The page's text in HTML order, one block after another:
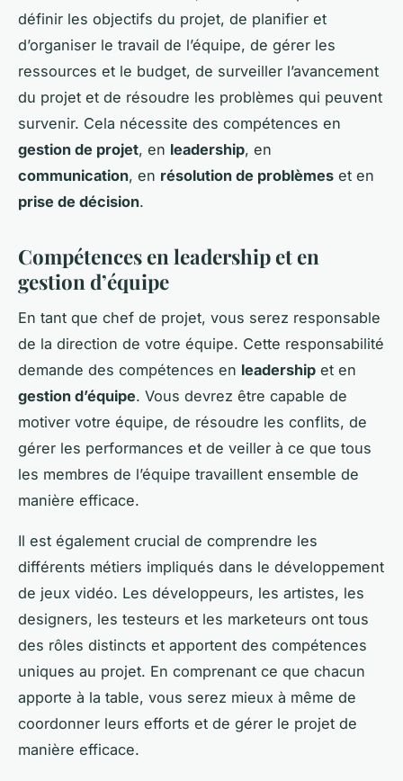
définir les objectifs du projet, de planifier et
d’organiser le travail de l’équipe, de gérer les
ressources et le budget, de surveiller l’avancement
du projet et de résoudre les problèmes qui peuvent
survenir. Cela nécessite des compétences en
gestion de projet, en leadership, en
communication, en résolution de problèmes et en
prise de décision.
Compétences en leadership et en
gestion d’équipe
En tant que chef de projet, vous serez responsable
de la direction de votre équipe. Cette responsabilité
demande des compétences en leadership et en
gestion d’équipe. Vous devrez être capable de
motiver votre équipe, de résoudre les conflits, de
gérer les performances et de veiller à ce que tous
les membres de l’équipe travaillent ensemble de
manière efficace.
Il est également crucial de comprendre les
différents métiers impliqués dans le développement
de jeux vidéo. Les développeurs, les artistes, les
designers, les testeurs et les marketeurs ont tous
des rôles distincts et apportent des compétences
uniques au projet. En comprenant ce que chacun
apporte à la table, vous serez mieux à même de
coordonner leurs efforts et de gérer le projet de
manière efficace.